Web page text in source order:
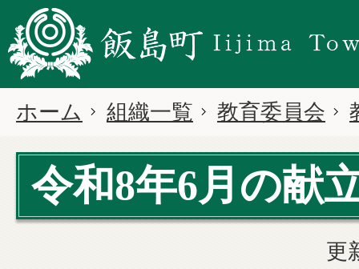
ホーム 組織一覧 教育委員会
令和8年6月の献
更